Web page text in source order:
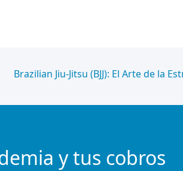
Brazilian Jiu-Jitsu (BJJ): El Arte de la
y tus cobros